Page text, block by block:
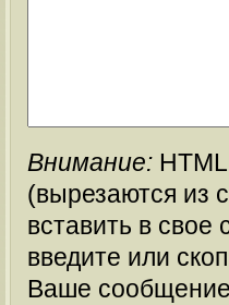
Внимание:
(вырезаются из
вставить в
введите или
Ваше